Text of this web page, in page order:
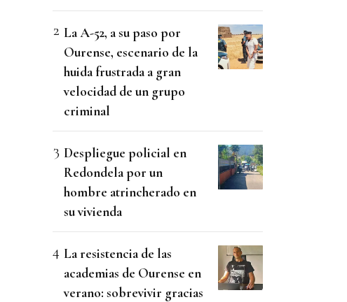
La A-52, a su paso por
Ourense, escenario de la
huida frustrada a gran
velocidad de un grupo
criminal
Despliegue policial en
Redondela por un
hombre atrincherado en
su vivienda
La resistencia de las
academias de Ourense en
verano: sobrevivir gracias